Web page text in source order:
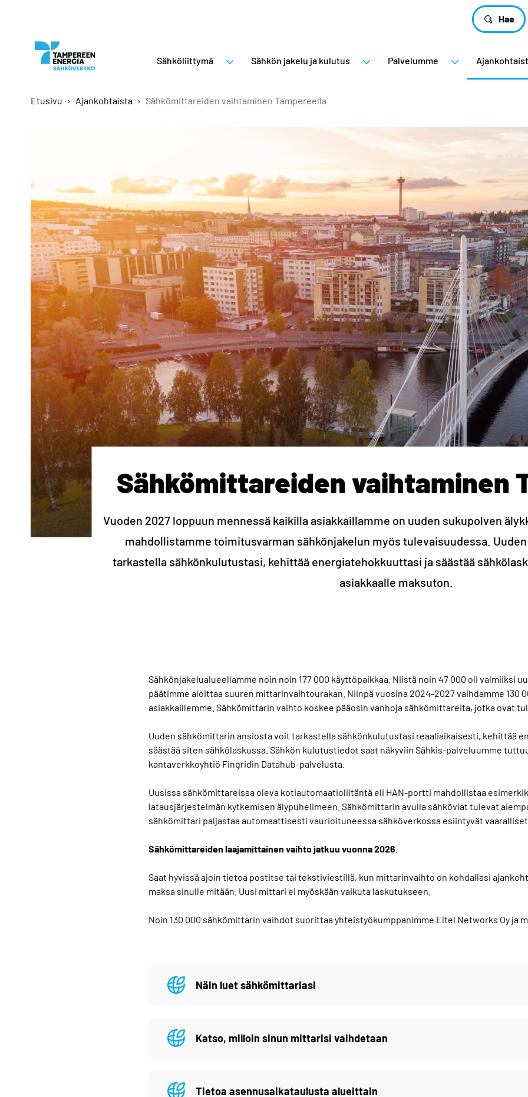
Hae
Sähköliittymä Sähkön jakelu ja kulutus Palvelumme
Etusivu › Ajankohtaista › Sähkömittareiden vaihtaminen Tampereella
Sähkömittareiden vaihtaminen
Vuoden 2027 loppuun mennessä kaikilla asiakkaillamme on uuden sukupolven
mahdollistamme toimitusvarman sähkönjakelun myös tulevaisuudessa.
tarkastella sähkönkulutustasi, kehittää energiatehokkuuttasi ja säästää
asiakkaalle maksuton.
Sähkönjakelualueellamme noin noin 177 000 käyttöpaikkaa. Niistä noin 47 000 oli valmiiksi
päätimme aloittaa suuren mittarinvaihtourakan. Niinpä vuosina 2024-2027 vaihdamme 130
asiakkaillemme. Sähkömittarin vaihto koskee pääosin vanhoja sähkömittareita, jotka ovat
Uuden sähkömittarin ansiosta voit tarkastella sähkönkulutustasi reaaliaikaisesti, kehittää
säästää siten sähkölaskussa. Sähkön kulutustiedot saat näkyviin Sähkis-palveluumme
kantaverkkoyhtiö Fingridin Datahub-palvelusta.
Uusissa sähkömittareissa oleva kotiautomaatioliitäntä eli HAN-portti mahdollistaa
latausjärjestelmän kytkemisen älypuhelimeen. Sähkömittarin avulla sähköviat tulevat
sähkömittari paljastaa automaattisesti vaurioituneessa sähköverkossa esiintyvät vaaralliset
Sähkömittareiden laajamittainen vaihto jatkuu vuonna 2026
Saat hyvissä ajoin tietoa postitse tai tekstiviestillä, kun mittarinvaihto on kohdallasi
maksa sinulle mitään. Uusi mittari ei myöskään vaikuta laskutukseen.
Noin 130 000 sähkömittarin vaihdot suorittaa yhteistyökumppanimme Eltel Networks Oy ja
Näin luet sähkömittariasi
Katso, milloin sinun mittarisi vaihdetaan
Tietoa asennusaikataulusta alueittain